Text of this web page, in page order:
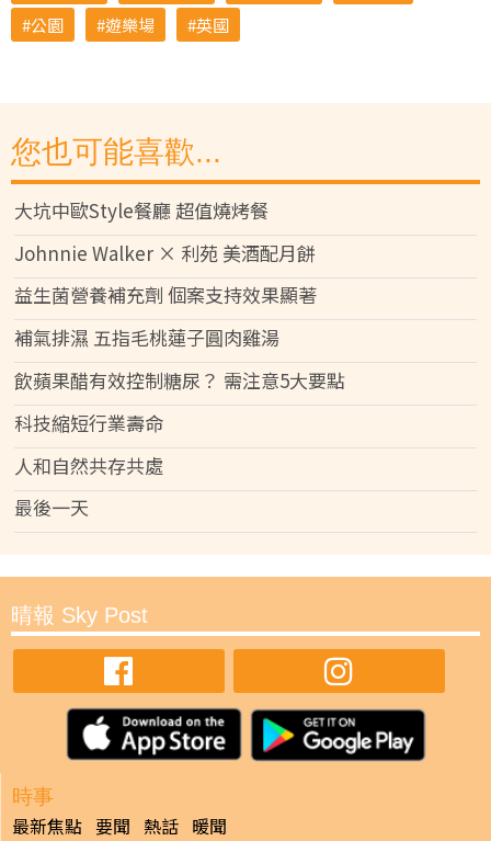
公園
遊樂場 英國
您也可能喜歡...
大坑中歐Style餐廳 超值燒烤餐
Johnnie Walker × 利苑 美酒配月餅
益生菌營養補充劑 個案支持效果顯著
補氣排濕 五指毛桃蓮子圓肉雞湯
飲蘋果醋有效控制糖尿？ 需注意5大要點
科技縮短行業壽命
人和自然共存共處
最後一天
晴報 Sky Post
時事
最新焦點 要聞 熱話 暖聞